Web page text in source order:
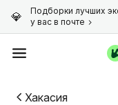
Подборки лучших
у вас в почте
Хакасия